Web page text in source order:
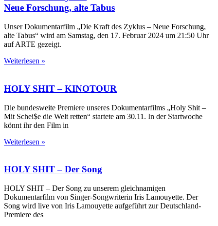
Neue Forschung, alte Tabus
Unser Dokumentarfilm „Die Kraft des Zyklus – Neue Forschung,
alte Tabus“ wird am Samstag, den 17. Februar 2024 um 21:50 Uhr
auf ARTE gezeigt.
Weiterlesen »
HOLY SHIT – KINOTOUR
Die bundesweite Premiere unseres Dokumentarfilms „Holy Shit –
Mit Schei$e die Welt retten“ startete am 30.11. In der Startwoche
könnt ihr den Film in
Weiterlesen »
HOLY SHIT– Der Song
HOLY SHIT – Der Song zu unserem gleichnamigen
Dokumentarfilm von Singer-Songwriterin Iris Lamouyette. Der
Song wird live von Iris Lamouyette aufgeführt zur Deutschland-
Premiere des